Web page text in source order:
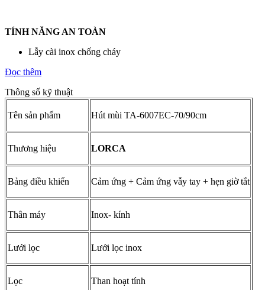
TÍNH NĂNG AN TOÀN
Lẫy cài inox chống cháy
Đọc thêm
Thông số kỹ thuật
Tên sản phẩm Hút mùi TA-6007EC-70/90cm
Thương hiệu LORCA
Bảng điều khiển Cảm ứng + Cảm ứng vẫy tay + hẹn giờ tắt
Thân máy Inox- kính
Lưới lọc Lưới lọc inox
Lọc Than hoạt tính